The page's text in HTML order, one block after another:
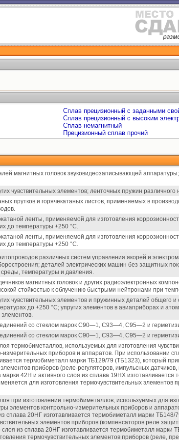
Сплав прецизионный с заданными
Сплав прецизионный с высоким
Сплав немагнитный
Прецизионный сплав прочий
магнитных головок звуковидеозаписывающей
чувствительных элементов; ленточных пружин различного
прутков и горячекатаных листов, применяемых в
ленты, применяемой для изготовления
до температуры +250 °С.
ленты, применяемой для изготовления
до температуры +250 °С.
различных систем управления якорей и
деталей электрических машин без защитных
среды, температуры и давления.
магнитных головок и других радиоэлектронных
стойкостью к облучению быстрыми нейтронами при
чувствительных элементов и пружинных деталей общего
до +250 °С; упругих элементов в авиаприборах и
элементов.
со стеклом марок С90—1, С93—4, С95—2 и
со стеклом марок С90—1, С93—4, С95—2 и
термобиметаллов, используемых для изготовления
измерительных приборов и аппаратов. При использовании
термобиметалл марки ТБ129/79 (ТБ1323), который
приборов (реле-регуляторов, импульсных
марки 42Н и активного слоя из сплава 19НХ
для изготовления термочувствительных элементов
при изготовлении термобиметаллов, используемых для
элементов контрольно-измерительных приборов и
сплава 20НГ изготавливается термобиметалл марки
элементов приборов (компенсаторов реле
слоя из сплава 20НГ изготавливается термобиметалл марки
термочувствительных элементов приборов (реле,